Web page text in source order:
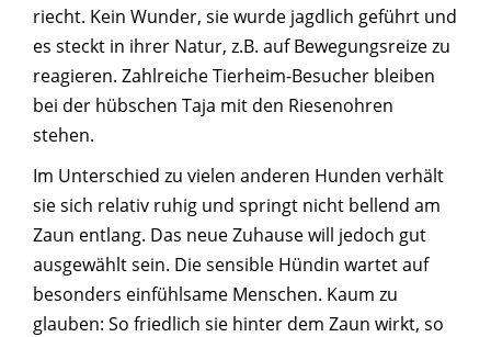
riecht. Kein Wunder, sie wurde jagdlich geführt und
es steckt in ihrer Natur, z.B. auf Bewegungsreize zu
reagieren. Zahlreiche Tierheim-Besucher bleiben
bei der hübschen Taja mit den Riesenohren
stehen.
Im Unterschied zu vielen anderen Hunden verhält
sie sich relativ ruhig und springt nicht bellend am
Zaun entlang. Das neue Zuhause will jedoch gut
ausgewählt sein. Die sensible Hündin wartet auf
besonders einfühlsame Menschen. Kaum zu
glauben: So friedlich sie hinter dem Zaun wirkt, so